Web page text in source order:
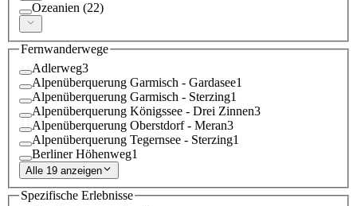
Ozeanien (22)
Fernwanderwege
Adlerweg3
Alpenüberquerung Garmisch - Gardasee1
Alpenüberquerung Garmisch - Sterzing1
Alpenüberquerung Königssee - Drei Zinnen3
Alpenüberquerung Oberstdorf - Meran3
Alpenüberquerung Tegernsee - Sterzing1
Berliner Höhenweg1
Alle 19 anzeigen
Spezifische Erlebnisse